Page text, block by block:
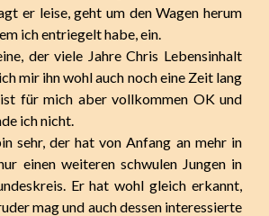
er leise, geht um den Wagen herum
ich entriegelt habe, ein.
der viele Jahre Chris Lebensinhalt
mir ihn wohl auch noch eine Zeit lang
für mich aber vollkommen OK und
ich nicht.
sehr, der hat von Anfang an mehr in
einen weiteren schwulen Jungen in
Er hat wohl gleich erkannt,
mag und auch dessen interessierte